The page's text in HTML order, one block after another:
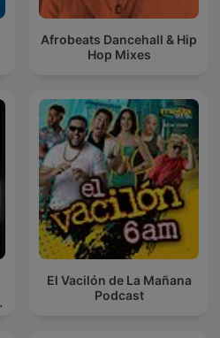
Afrobeats Dancehall & Hip
Hop Mixes
El Vacilón de La Mañana
Podcast